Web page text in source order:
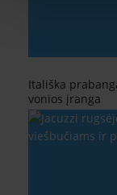
Itališka
vonios įranga